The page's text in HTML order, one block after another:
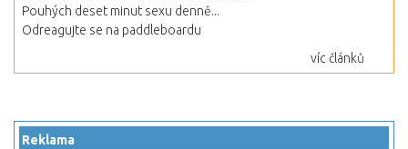
Pouhých deset minut sexu denně...
Odreagujte se na paddleboardu
víc článků
Reklama